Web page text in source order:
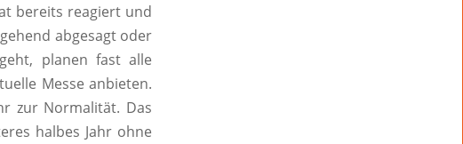
bereits reagiert und
abgesagt oder
planen fast alle
Messe anbieten.
zur Normalität. Das
halbes Jahr ohne